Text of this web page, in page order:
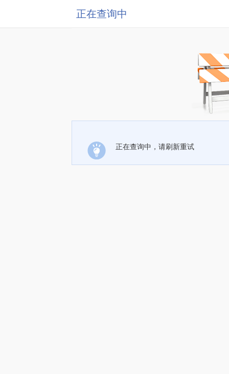
正在查询中
正在查询中，请刷新重试